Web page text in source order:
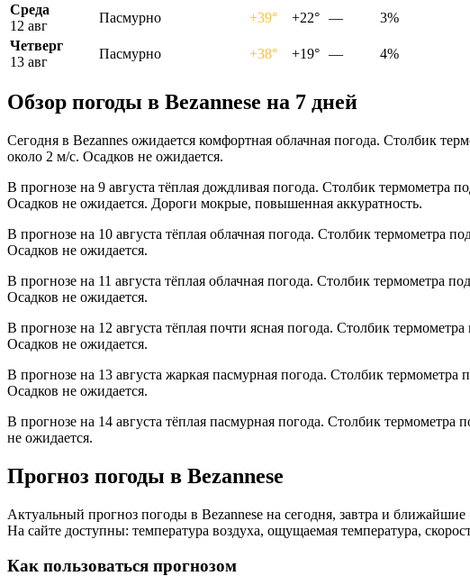
Среда
12 авг
Пасмурно +39° +22° —
3%
Четверг
13 авг
Пасмурно +38° +19° — 4%
Обзор погоды в Bezannesе на 7 дней
Сегодня в Bezannes ожидается комфортная облачная погода. Столбик
около 2 м/с. Осадков не ожидается.
В прогнозе на 9 августа тёплая дождливая погода. Столбик термометра
Осадков не ожидается. Дороги мокрые, повышенная аккуратность.
В прогнозе на 10 августа тёплая облачная погода. Столбик термометра
Осадков не ожидается.
В прогнозе на 11 августа тёплая облачная погода. Столбик термометра
Осадков не ожидается.
В прогнозе на 12 августа тёплая почти ясная погода. Столбик
Осадков не ожидается.
В прогнозе на 13 августа жаркая пасмурная погода. Столбик
Осадков не ожидается.
В прогнозе на 14 августа тёплая пасмурная погода. Столбик
не ожидается.
Прогноз погоды в Bezannesе
Актуальный прогноз погоды в Bezannesе на сегодня, завтра и
На сайте доступны: температура воздуха, ощущаемая температура,
Как пользоваться прогнозом